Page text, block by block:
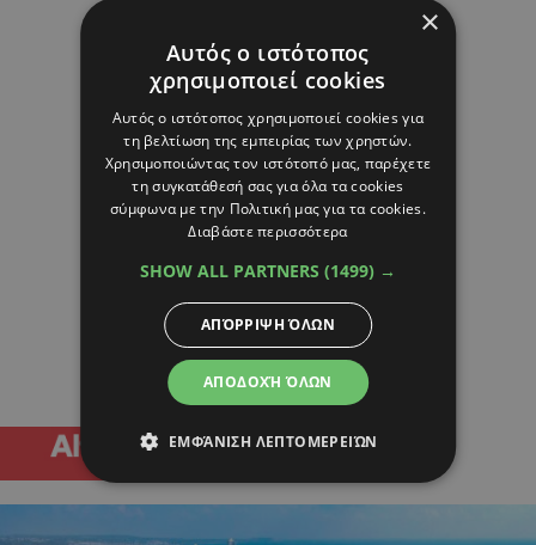
×
Αυτός ο ιστότοπος
χρησιμοποιεί cookies
Αυτός ο ιστότοπος χρησιμοποιεί cookies για
τη βελτίωση της εμπειρίας των χρηστών.
Χρησιμοποιώντας τον ιστότοπό μας, παρέχετε
τη συγκατάθεσή σας για όλα τα cookies
σύμφωνα με την Πολιτική μας για τα cookies.
Διαβάστε περισσότερα
SHOW ALL PARTNERS (1499) →
ΑΠΟΔΟΧΉ ΌΛΩΝ
ΑΠΌΡΡΙΨΗ ΌΛΩΝ
ΕΜΦΆΝΙΣΗ ΛΕΠΤΟΜΕΡΕΙΏΝ